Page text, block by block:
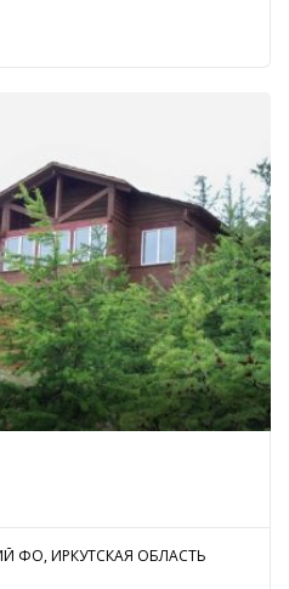
ФО, ИРКУТСКАЯ ОБЛАСТЬ